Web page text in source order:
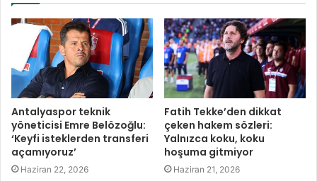
Antalyaspor teknik
yöneticisi Emre Belözoğlu:
‘Keyfi isteklerden transferi
açamıyoruz’
Haziran 22, 2026
Fatih Tekke’den dikkat
çeken hakem sözleri:
Yalnızca koku, koku
hoşuma gitmiyor
Haziran 21, 2026